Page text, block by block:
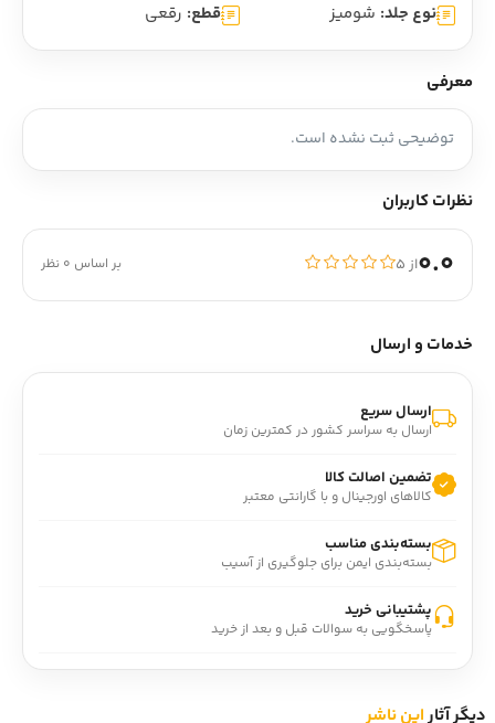
نوع جلد: شومیز قطع: رقعی
معرفی
توضیحی ثبت نشده است.
نظرات کاربران
0.0از ۵ بر اساس 0 نظر
خدمات و ارسال
ارسال سریع
ارسال به سراسر کشور در کمترین زمان
تضمین اصالت کالا
کالاهای اورجینال و با گارانتی معتبر
بسته‌بندی مناسب
بسته‌بندی ایمن برای جلوگیری از آسیب
پشتیبانی خرید
پاسخگویی به سوالات قبل و بعد از خرید
دیگر آثاراین ناشر